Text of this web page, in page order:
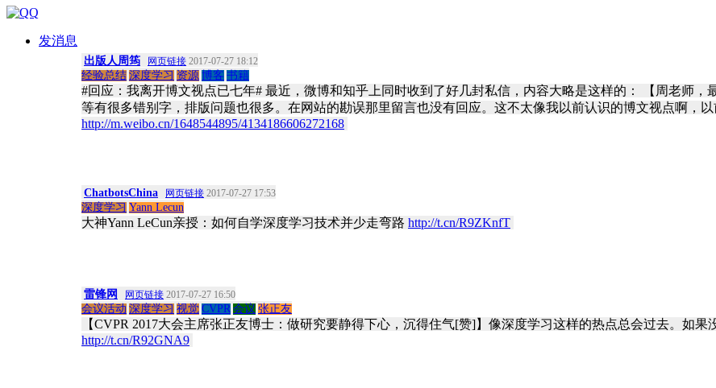
发消息
出版人周筠 网页链接 2017-07-27 18:12
经验总结 深度学习 资源 博客 书籍
#回应：我离开博文视点已七年# 最近，微博和知乎上同时收到了好几封私信，内容大略是这样的： 【周老师，
等有很多错别字，排版问题也很多。在网站的勘误那里留言也没有回应。这不太像我以前认识的博文视点啊，以
http://m.weibo.cn/1648544895/4134186606272168
ChatbotsChina 网页链接 2017-07-27 17:53
深度学习 Yann Lecun
大神Yann LeCun亲授：如何自学深度学习技术并少走弯路 http://t.cn/R9ZKnfT
雷锋网 网页链接 2017-07-27 16:50
会议活动 深度学习 视觉 CVPR 会议 张正友
【CVPR 2017大会主席张正友博士：做研究要静得下心，沉得住气[赞]】像深度学习这样的热点总会过去。如
http://t.cn/R92GNA9